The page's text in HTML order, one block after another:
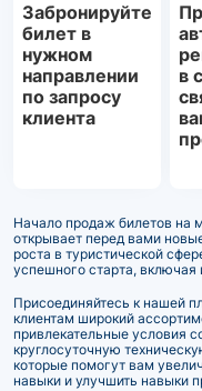
Забронируйте
билет в
нужном
направлении
по запросу
клиента
в
Начало продаж билетов на
открывает перед вами
роста в туристической
успешного старта,
Присоединяйтесь к нашей
клиентам широкий
привлекательные условия
круглосуточную
которые помогут вам
навыки и улучшить навыки